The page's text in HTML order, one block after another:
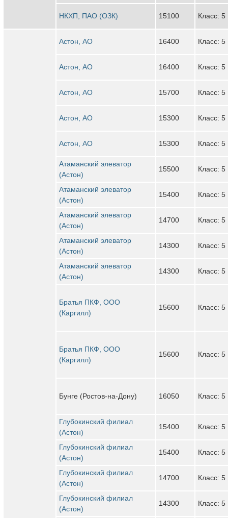
НКХП, ПАО (ОЗК) 15100 Класс: 5
Астон, АО 16400 Класс: 5
Астон, АО 16400 Класс: 5
Астон, АО 15700 Класс: 5
Астон, АО 15300 Класс: 5
Астон, АО 15300 Класс: 5
Атаманский элеватор
(Астон)
15500 Класс: 5
Атаманский элеватор
(Астон)
15400 Класс: 5
Атаманский элеватор
(Астон)
14700 Класс: 5
Атаманский элеватор
(Астон)
14300 Класс: 5
Атаманский элеватор
(Астон)
14300 Класс: 5
Братья ПКФ, ООО
(Каргилл)
15600 Класс: 5
Братья ПКФ, ООО
(Каргилл)
15600 Класс: 5
Бунге (Ростов-на-Дону) 16050 Класс: 5
Глубокинский филиал
(Астон)
15400 Класс: 5
Глубокинский филиал
(Астон)
15400 Класс: 5
Глубокинский филиал
(Астон)
14700 Класс: 5
Глубокинский филиал
(Астон)
14300 Класс: 5